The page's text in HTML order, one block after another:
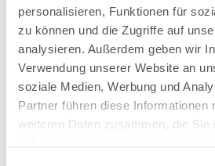
personalisieren, Funktionen für
zu können und die Zugriffe auf
analysieren. Außerdem geben wir
Verwendung unserer Website an
soziale Medien, Werbung und
Partner führen diese Informationen
weiteren Daten zusammen, die Sie
HelioPool Absorber-Set 2 x 3
24 m²
Kurzbeschreibung
1.499,00 € * (-28,59% vom UVP)